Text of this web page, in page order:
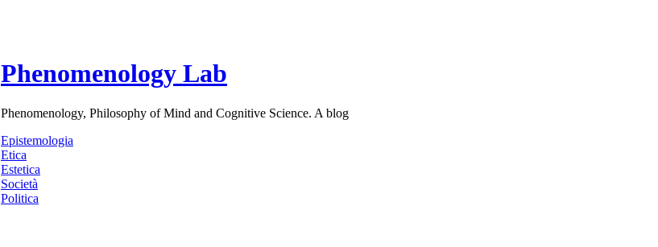
Phenomenology Lab
Phenomenology, Philosophy of Mind and Cognitive Science. A blog
Epistemologia
Etica
Estetica
Società
Politica